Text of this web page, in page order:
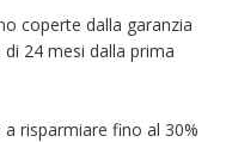
coperte dalla garanzia
24 mesi dalla prima
risparmiare fino al 30%